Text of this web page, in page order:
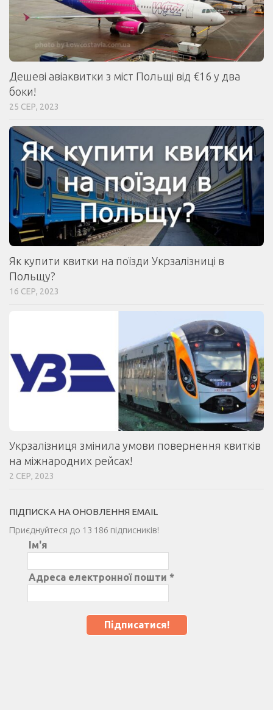
Дешеві авіаквитки з міст Польщі від €16 у два
боки!
25 СЕР, 2023
Як купити квитки на поїзди Укрзалізниці в
Польщу?
16 СЕР, 2023
Укрзалізниця змінила умови повернення квитків
на міжнародних рейсах!
2 СЕР, 2023
ПІДПИСКА НА ОНОВЛЕННЯ EMAIL
Приєднуйтеся до 13 186 підписників!
Ім'я
Адреса електронної пошти *